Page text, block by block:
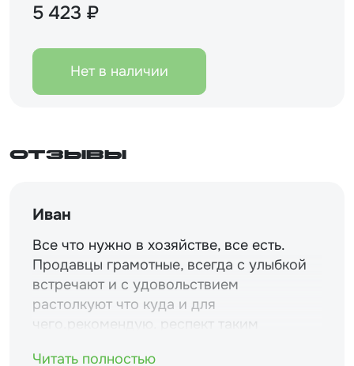
5 423 ₽
Нет в наличии
Отзывы
Иван
Все что нужно в хозяйстве, все есть.
Продавцы грамотные, всегда с улыбкой
встречают и с удовольствием
растолкуют что куда и для
чего.рекомендую. респект таким
Читать полностью